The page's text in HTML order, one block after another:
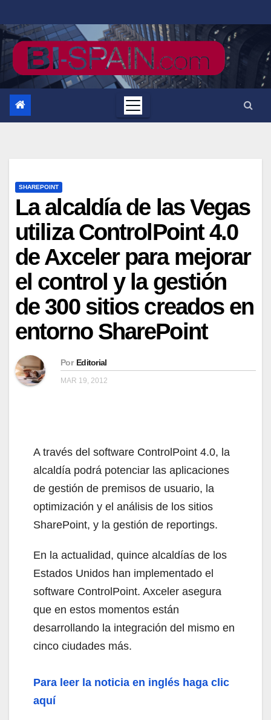
al
contenido
SHAREPOINT
La alcaldía de las Vegas
utiliza ControlPoint 4.0
de Axceler para mejorar
el control y la gestión
de 300 sitios creados en
entorno SharePoint
Por Editorial
MAR 19, 2012
A través del software ControlPoint 4.0, la
alcaldía podrá potenciar las aplicaciones
de gestión de premisos de usuario, la
optimización y el análisis de los sitios
SharePoint, y la gestión de reportings.
En la actualidad, quince alcaldías de los
Estados Unidos han implementado el
software ControlPoint. Axceler asegura
que en estos momentos están
desarrollando la integración del mismo en
cinco ciudades más.
Para leer la noticia en inglés haga clic
aquí